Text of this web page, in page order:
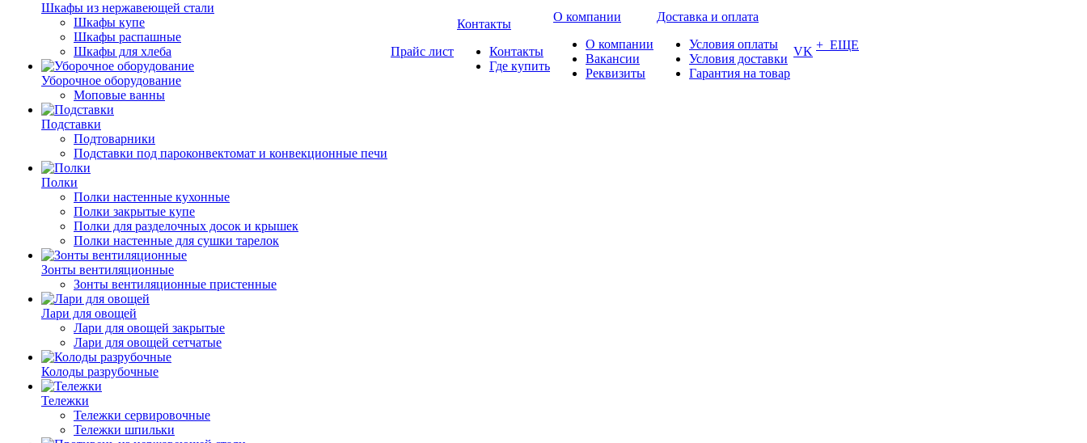
Шкафы из нержавеющей стали
Шкафы купе
Шкафы распашные
Шкафы для хлеба
Уборочное оборудование
Моповые ванны
Подставки
Подтоварники
Подставки под пароконвектомат и конвекционные печи
Полки
Полки настенные кухонные
Полки закрытые купе
Полки для разделочных досок и крышек
Полки настенные для сушки тарелок
Зонты вентиляционные
Зонты вентиляционные пристенные
Лари для овощей
Лари для овощей закрытые
Лари для овощей сетчатые
Колоды разрубочные
Тележки
Тележки сервировочные
Тележки шпильки
Прайс лист
Контакты
Контакты
Где купить
О компании
О компании
Вакансии
Реквизиты
Доставка и оплата
Условия оплаты
Условия доставки
Гарантия на товар
VK + ЕЩЕ